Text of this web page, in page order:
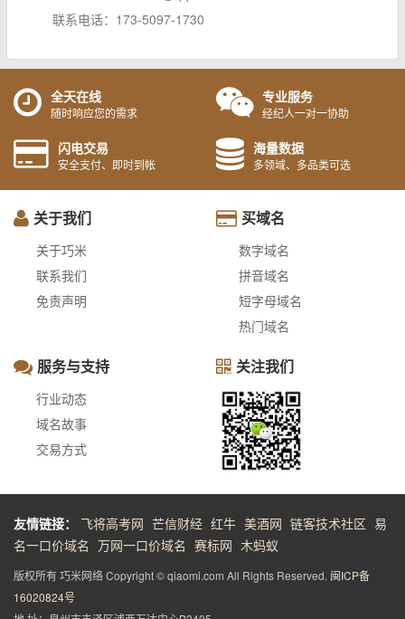
联系电话：173-5097-1730
全天在线
随时响应您的需求
专业服务
经纪人一对一协助
闪电交易
安全支付、即时到帐
海量数据
多领域、多品类可选
关于我们
关于巧米
联系我们
免责声明
买域名
数字域名
拼音域名
短字母域名
热门域名
服务与支持
行业动态
域名故事
交易方式
关注我们
友情链接： 飞将高考网 芒信财经 红牛 美酒网 链客技术社区 易
名一口价域名 万网一口价域名 赛标网 木蚂蚁
版权所有 巧米网络 Copyright © qiaomi.com All Rights Reserved. 闽ICP备
16020824号